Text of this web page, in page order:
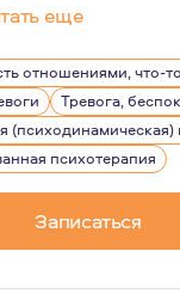
еще
время и
мы все разные
отношениями, что-
Тревога,
(психодинамическая)
психотерапия
Записаться